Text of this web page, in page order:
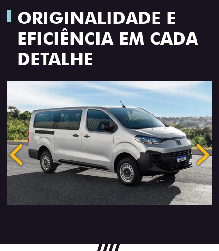
ORIGINALIDADE E
EFICIÊNCIA EM CADA
DETALHE
Anterior